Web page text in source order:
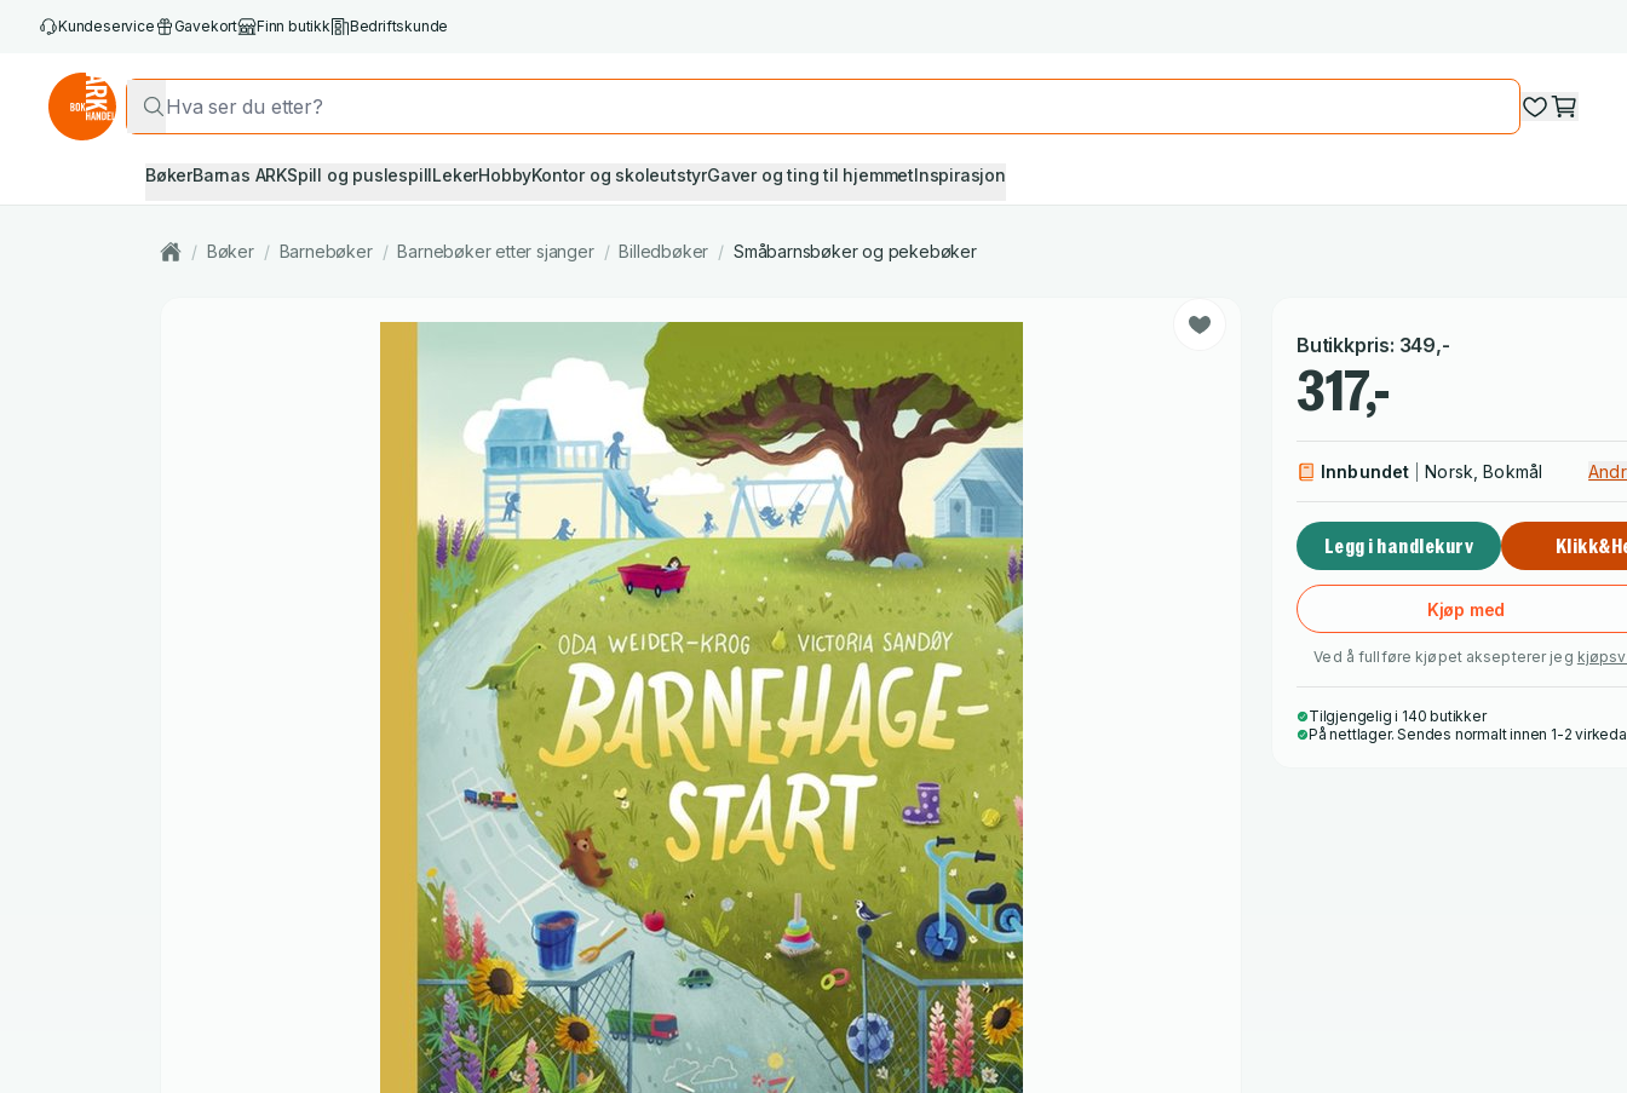
Kundeservice Gavekort Finn butikk Bedriftskunde
BøkerBarnas ARKSpill og puslespillLekerHobbyKontor og skoleutstyrGaver og ting til hjemmetInspirasjon
/ Bøker / Barnebøker / Barnebøker etter sjanger / Billedbøker / Småbarnsbøker og pekebøker
Butikkpris: 349,-
317,-
Innbundet Norsk, Bokmål
Legg i handlekurv
Kjøp med
Ved å fullføre kjøpet aksepterer jeg
Tilgjengelig i 140 butikker
På nettlager. Sendes normalt innen 1-2